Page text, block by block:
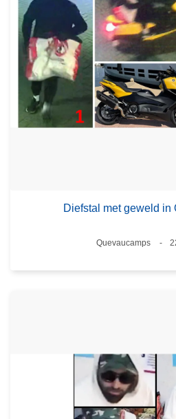
Diefstal met geweld in
Plaats
Quevaucamps